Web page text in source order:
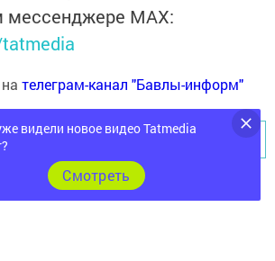
мессенджере MАХ:
телеграм-канал "Бавлы-информ"
на страницу новости
видели новое видео Tatmedia
Cмотреть